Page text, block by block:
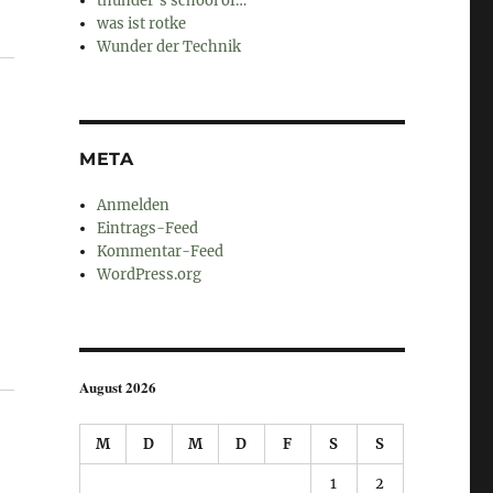
was ist rotke
Wunder der Technik
META
Anmelden
Eintrags-Feed
Kommentar-Feed
WordPress.org
August 2026
M D M D F S S
1 2